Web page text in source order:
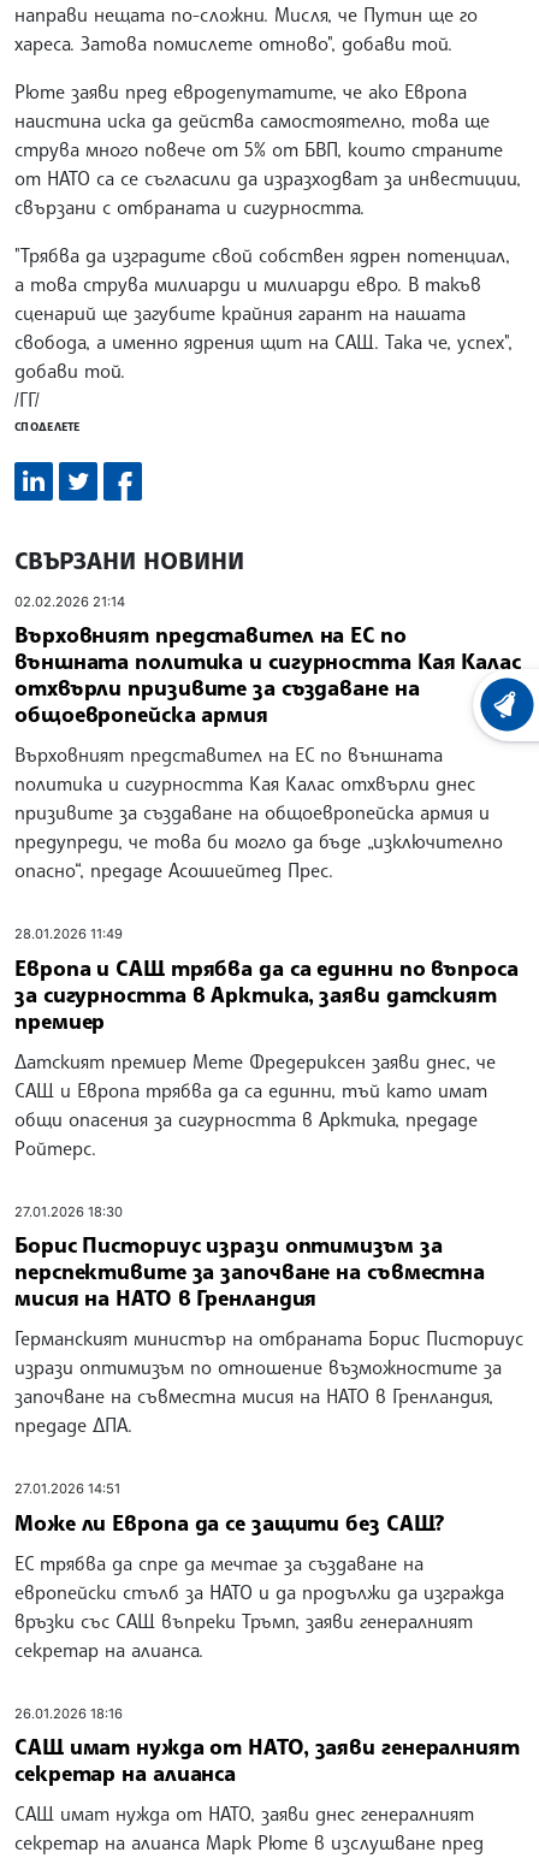
направи нещата по-сложни. Мисля, че Путин ще го
хареса. Затова помислете отново", добави той.
Рюте заяви пред евродепутатите, че ако Европа
наистина иска да действа самостоятелно, това ще
струва много повече от 5% от БВП, които страните
от НАТО са се съгласили да изразходват за инвестиции,
свързани с отбраната и сигурността.
"Трябва да изградите свой собствен ядрен потенциал,
а това струва милиарди и милиарди евро. В такъв
сценарий ще загубите крайния гарант на нашата
свобода, а именно ядрения щит на САЩ. Така че, успех",
добави той.
/ГГ/
СПОДЕЛЕТЕ
СВЪРЗАНИ НОВИНИ
02.02.2026 21:14
Върховният представител на ЕС по
външната политика и сигурността Кая Калас
отхвърли призивите за създаване на
общоевропейска армия
Върховният представител на ЕС по външната
политика и сигурността Кая Калас отхвърли днес
призивите за създаване на общоевропейска армия и
предупреди, че това би могло да бъде „изключително
опасно“, предаде Асошиейтед Прес.
28.01.2026 11:49
Европа и САЩ трябва да са единни по въпроса
за сигурността в Арктика, заяви датският
премиер
Датският премиер Мете Фредериксен заяви днес, че
САЩ и Европа трябва да са единни, тъй като имат
общи опасения за сигурността в Арктика, предаде
Ройтерс.
27.01.2026 18:30
Борис Писториус изрази оптимизъм за
перспективите за започване на съвместна
мисия на НАТО в Гренландия
Германският министър на отбраната Борис Писториус
изрази оптимизъм по отношение възможностите за
започване на съвместна мисия на НАТО в Гренландия,
предаде ДПА.
27.01.2026 14:51
Може ли Европа да се защити без САЩ?
ЕС трябва да спре да мечтае за създаване на
европейски стълб за НАТО и да продължи да изгражда
връзки със САЩ въпреки Тръмп, заяви генералният
секретар на алианса.
26.01.2026 18:16
САЩ имат нужда от НАТО, заяви генералният
секретар на алианса
САЩ имат нужда от НАТО, заяви днес генералният
секретар на алианса Марк Рюте в изслушване пред